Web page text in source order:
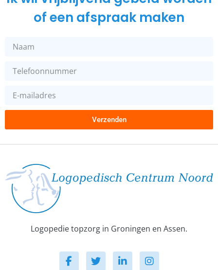
of een afspraak maken
Verzenden
Logopedie topzorg in Groningen en Assen.